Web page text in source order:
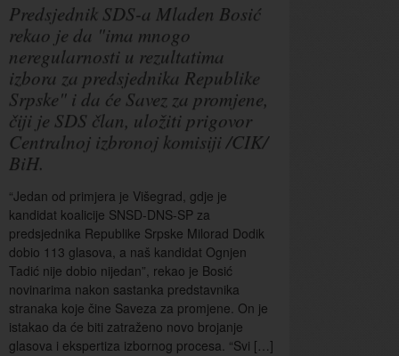
Predsjednik SDS-a Mladen Bosić
rekao je da "ima mnogo
neregularnosti u rezultatima
izbora za predsjednika Republike
Srpske" i da će Savez za promjene,
čiji je SDS član, uložiti prigovor
Centralnoj izbronoj komisiji /CIK/
BiH.
“Jedan od primjera je Višegrad, gdje je
kandidat koalicije SNSD-DNS-SP za
predsjednika Republike Srpske Milorad Dodik
dobio 113 glasova, a naš kandidat Ognjen
Tadić nije dobio nijedan”, rekao je Bosić
novinarima nakon sastanka predstavnika
stranaka koje čine Saveza za promjene. On je
istakao da će biti zatraženo novo brojanje
glasova i ekspertiza izbornog procesa. “Svi […]